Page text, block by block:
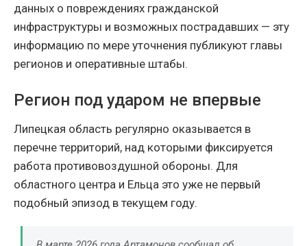
данных о повреждениях гражданской
инфраструктуры и возможных пострадавших — эту
информацию по мере уточнения публикуют главы
регионов и оперативные штабы.
Регион под ударом не впервые
Липецкая область регулярно оказывается в
перечне территорий, над которыми фиксируется
работа противовоздушной обороны. Для
областного центра и Ельца это уже не первый
подобный эпизод в текущем году.